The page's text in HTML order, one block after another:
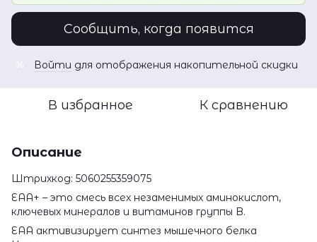
Сообщить, когда появится
Войти для отображения накопительной скидки
В избранное К сравнению
Описание
Штрихкод: 5060255359075
EAA+ – это смесь всех незаменимых аминокислот,
ключевых минералов и витаминов группы B.
EAA активизирует синтез мышечного белка